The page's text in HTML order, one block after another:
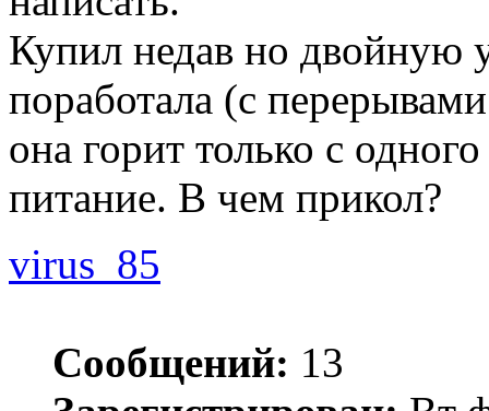
Купил недав но двойную
поработала (с
она горит только с
питание. В чем прикол?
virus_85
Сообщений: 13